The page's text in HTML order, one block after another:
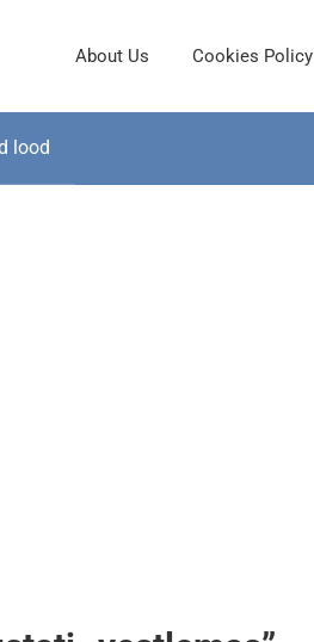
About Us Cookies Policy
lood